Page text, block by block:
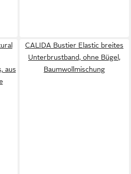
aus
CALIDA Bustier Elastic breites
Unterbrustband, ohne Bügel,
Baumwollmischung